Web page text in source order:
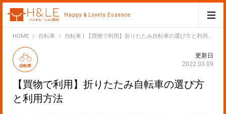
Happy & Lovely Essence
HOMEH&LE自転車 自転車 | 【買物で利用】折りたたみ自転車の選び方と利用方法
自転車
更新日
2022.03.09
【買物で利用】折りたたみ自転車の選び方
と利用方法